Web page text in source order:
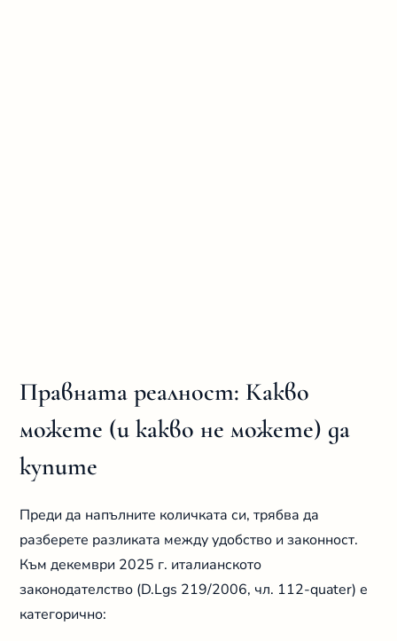
Правната реалност: Какво
можете (и какво не можете) да
купите
Преди да напълните количката си, трябва да
разберете разликата между удобство и законност.
Към декември 2025 г. италианското
законодателство (D.Lgs 219/2006, чл. 112-quater) е
категорично: